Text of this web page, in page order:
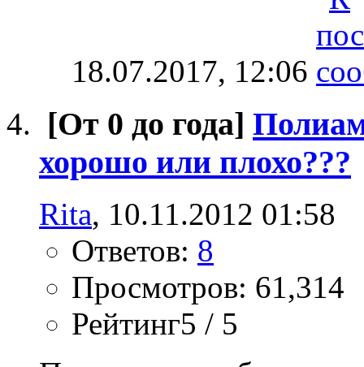
18.07.2017, 12:06
[От 0 до года]
хорошо или плохо???
Rita, 10.11.2012 01:58
Ответов: 8
Просмотров: 61,314
Рейтинг5 / 5